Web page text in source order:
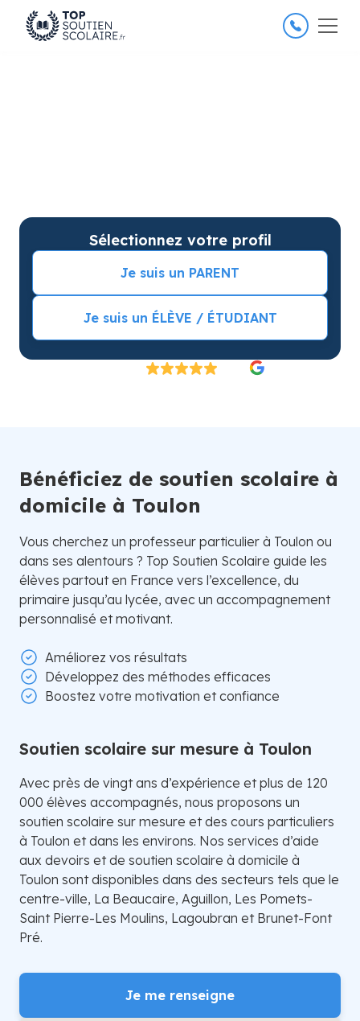
26 000 élèves satisfaits
Sélectionnez votre profil
Je suis un PARENT
Je suis un ÉLÈVE / ÉTUDIANT
Bénéficiez de soutien scolaire à
domicile à Toulon
Vous cherchez un professeur particulier à Toulon ou
dans ses alentours ? Top Soutien Scolaire guide les
élèves partout en France vers l’excellence, du
primaire jusqu’au lycée, avec un accompagnement
personnalisé et motivant.
Améliorez vos résultats
Développez des méthodes efficaces
Boostez votre motivation et confiance
Soutien scolaire sur mesure à Toulon
Avec près de vingt ans d’expérience et plus de 120
000 élèves accompagnés, nous proposons un
soutien scolaire sur mesure et des cours particuliers
à Toulon et dans les environs. Nos services d’aide
aux devoirs et de soutien scolaire à domicile à
Toulon sont disponibles dans des secteurs tels que le
centre-ville, La Beaucaire, Aguillon, Les Pomets-
Saint Pierre-Les Moulins, Lagoubran et Brunet-Font
Pré.
Je me renseigne